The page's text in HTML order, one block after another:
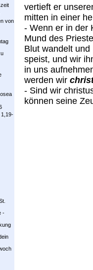
von
1,19-
-
vertieft er
mitten in einer
- Wenn er in der
Mund des
Blut wandelt
speist, und wir
in uns
werden wir
- Sind wir
können seine